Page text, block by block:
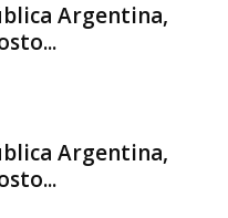
Argentina,
Argentina,